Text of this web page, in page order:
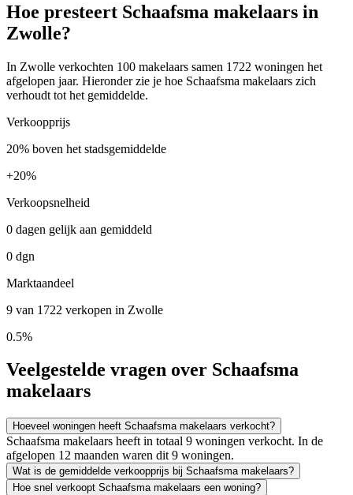
Hoe presteert Schaafsma makelaars in
Zwolle?
In Zwolle verkochten 100 makelaars samen 1722 woningen het
afgelopen jaar. Hieronder zie je hoe Schaafsma makelaars zich
verhoudt tot het gemiddelde.
Verkoopprijs
20% boven het stadsgemiddelde
+20%
Verkoopsnelheid
0 dagen gelijk aan gemiddeld
0 dgn
Marktaandeel
9 van 1722 verkopen in Zwolle
0.5%
Veelgestelde vragen over Schaafsma
makelaars
Hoeveel woningen heeft Schaafsma makelaars verkocht?
Schaafsma makelaars heeft in totaal 9 woningen verkocht. In de
afgelopen 12 maanden waren dit 9 woningen.
Wat is de gemiddelde verkoopprijs bij Schaafsma makelaars?
Hoe snel verkoopt Schaafsma makelaars een woning?